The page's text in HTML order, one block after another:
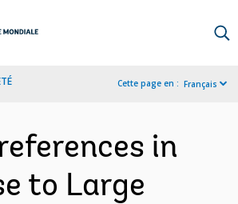
Cette page en : Français
in
to Large